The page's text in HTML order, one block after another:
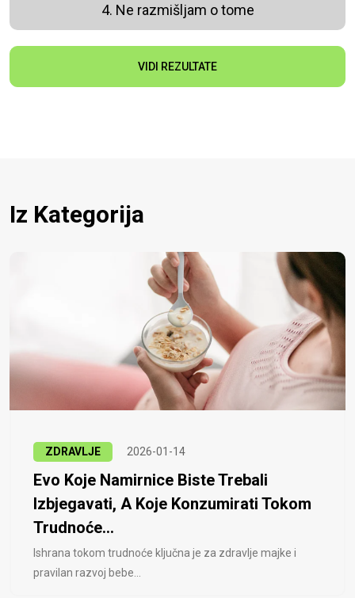
4. Ne razmišljam o tome
VIDI REZULTATE
Iz Kategorija
ZDRAVLJE 2026-01-14
Evo Koje Namirnice Biste Trebali
Izbjegavati, A Koje Konzumirati Tokom
Trudnoće...
Ishrana tokom trudnoće ključna je za zdravlje majke i
pravilan razvoj bebe...